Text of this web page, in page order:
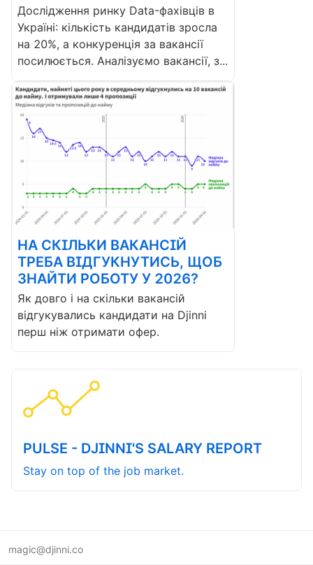
Дослідження ринку Data-фахівців в
Україні: кількість кандидатів зросла
на 20%, а конкуренція за вакансії
посилюється. Аналізуємо вакансії, з...
НА СКІЛЬКИ ВАКАНСІЙ
ТРЕБА ВІДГУКНУТИСЬ, ЩОБ
ЗНАЙТИ РОБОТУ У 2026?
Як довго і на скільки вакансій
відгукувались кандидати на Djinni
перш ніж отримати офер.
PULSE - DJINNI'S SALARY REPORT
Stay on top of the job market.
magic@djinni.co